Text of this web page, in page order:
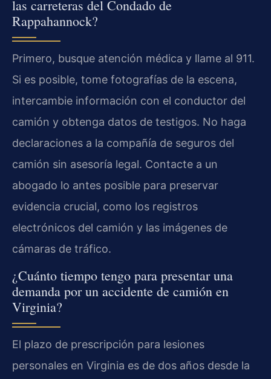
las carreteras del Condado de
Rappahannock?
Primero, busque atención médica y llame al 911.
Si es posible, tome fotografías de la escena,
intercambie información con el conductor del
camión y obtenga datos de testigos. No haga
declaraciones a la compañía de seguros del
camión sin asesoría legal. Contacte a un
abogado lo antes posible para preservar
evidencia crucial, como los registros
electrónicos del camión y las imágenes de
cámaras de tráfico.
¿Cuánto tiempo tengo para presentar una
demanda por un accidente de camión en
Virginia?
El plazo de prescripción para lesiones
personales en Virginia es de dos años desde la